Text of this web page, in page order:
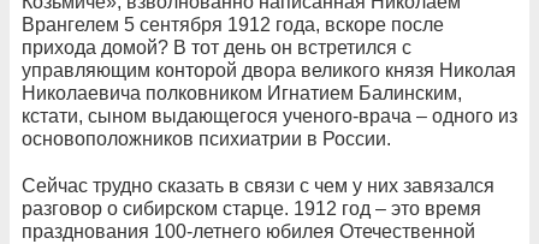
Врангелем 5 сентября 1912 года, вскоре после
прихода домой? В тот день он встретился с
управляющим конторой двора великого князя Николая
Николаевича полковником Игнатием Балинским,
кстати, сыном выдающегося ученого-врача – одного из
основоположников психиатрии в России.
Сейчас трудно сказать в связи с чем у них завязался
разговор о сибирском старце. 1912 год – это время
празднования 100-летнего юбилея Отечественной